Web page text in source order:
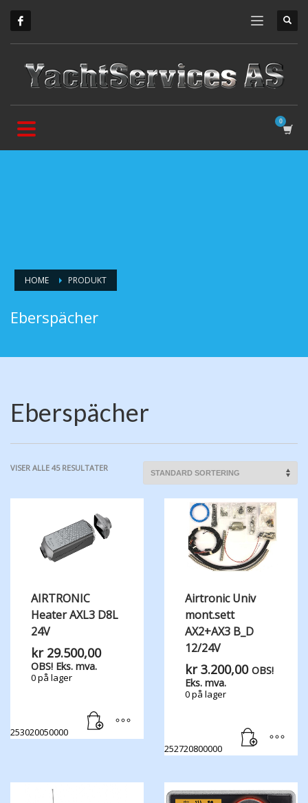
HOME PRODUKT
Eberspächer
Eberspächer
VISER ALLE 45 RESULTATER
AIRTRONIC
Heater AXL3 D8L
24V
kr29.500,00
OBS! Eks. mva.
0 på lager
253020050000
Airtronic Univ
mont.sett
AX2+AX3 B_D
12/24V
kr3.200,00 OBS!
Eks. mva.
0 på lager
252720800000